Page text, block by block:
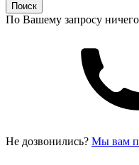
Поиск
По Вашему запросу
Не дозвонились? Мы вам